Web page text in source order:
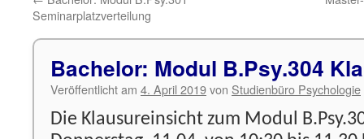
Seminarplatzverteilung
Bachelor: Modul B.Psy.304
Veröffentlicht am 4. April 2019von Studienbüro Psychologie
Die Klausureinsicht zum Modul